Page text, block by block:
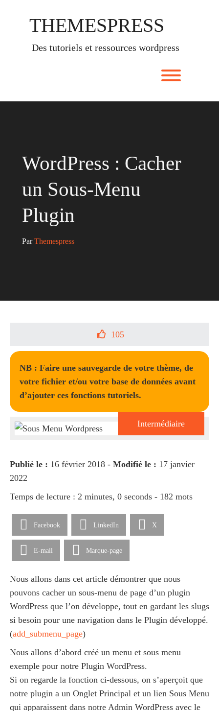
THEMESPRESS
des tutoriels et ressources wordpress
WordPress : Cacher
un Sous-Menu
Plugin
Par Themespress
105
NB : Faire une sauvegarde de votre thème, de
votre fichier et/ou votre base de données avant
d’ajouter ces fonctions tutoriels.
Intermédiaire
Publié le : 16 février 2018 - Modifié le : 17 janvier
2022
Temps de lecture : 2 minutes, 0 seconds - 182 mots
Facebook LinkedIn X
E-mail Marque-page
Nous allons dans cet article démontrer que nous
pouvons cacher un sous-menu de page d’un plugin
WordPress que l’on développe, tout en gardant les slugs
si besoin pour une navigation dans le Plugin développé.
(add_submenu_page)
Nous allons d’abord créé un menu et sous menu
exemple pour notre Plugin WordPress.
Si on regarde la fonction ci-dessous, on s’aperçoit que
notre plugin a un Onglet Principal et un lien Sous Menu
qui apparaissent dans notre Admin WordPress avec le